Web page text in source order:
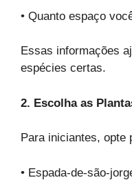
• Quanto espaço
Essas informações
espécies certas.
2. Escolha as
Para iniciantes, opte
• Espada-de-são-